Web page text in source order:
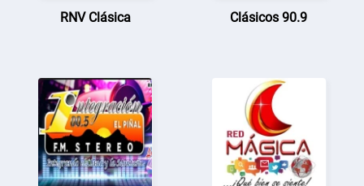
RNV Clásica Clásicos 90.9